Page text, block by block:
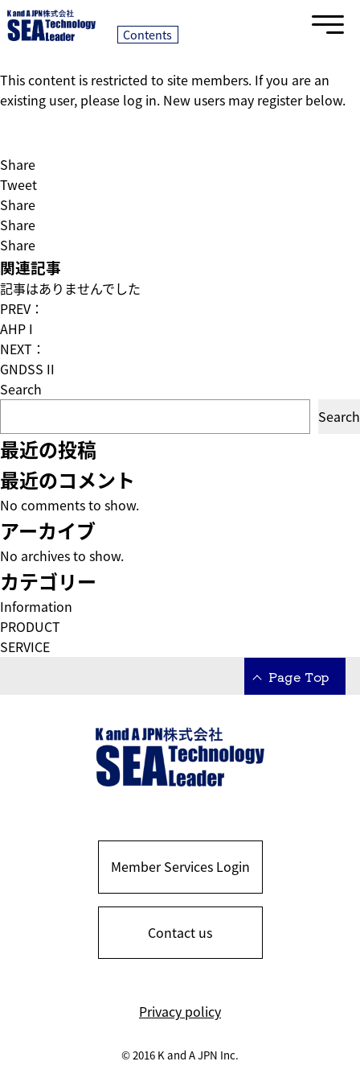
Contents
ENDSS II
2022/05/31｜
This content is restricted to site members. If you are an
existing user, please log in. New users may register below.
Share
Tweet
Share
Share
Share
関連記事
記事はありませんでした
PREV：
AHP I
NEXT：
GNDSS II
Search
Search
最近の投稿
最近のコメント
No comments to show.
アーカイブ
No archives to show.
カテゴリー
Information
PRODUCT
SERVICE
Page Top
Member Services Login
Contact us
Privacy policy
© 2016 K and A JPN Inc.